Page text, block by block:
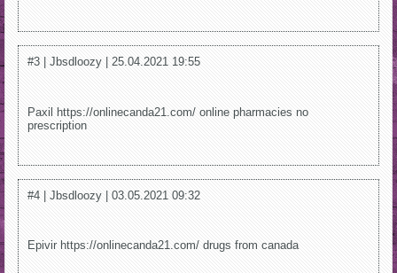
#3 | Jbsdloozy | 25.04.2021 19:55
Paxil https://onlinecanda21.com/ online pharmacies no
prescription
#4 | Jbsdloozy | 03.05.2021 09:32
Epivir https://onlinecanda21.com/ drugs from canada